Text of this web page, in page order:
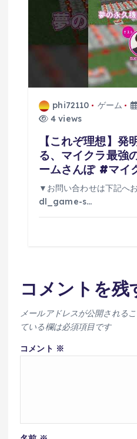
phi72110 ゲーム
4 views
【これぞ理想】発
る、マイクラ最
ームさんぽ #マ
▼お問い合わせは下記へ
dl_game-s…
コメントを残
メールアドレスが公開される
ている欄は必須項目です
コメント ※